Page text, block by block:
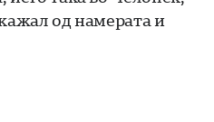
од намерата и